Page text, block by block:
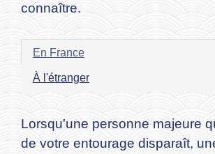
connaître.
En France
À l'étranger
Lorsqu'une personne majeure
de votre entourage disparaît,